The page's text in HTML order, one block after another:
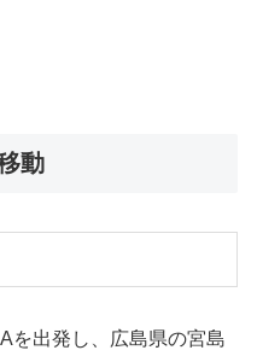
動
を出発し、広島県の宮島